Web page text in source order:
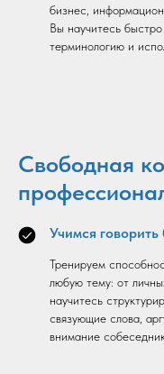
бизнес,
Вы научитесь
терминологию и
Свободная
Учимся говорить
Тренируем
любую тему: от
научитесь
связующие слова,
внимание